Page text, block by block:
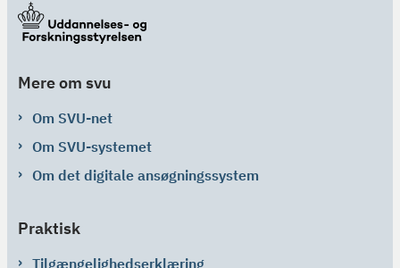
Mere om svu
Om SVU-net
Om SVU-systemet
Om det digitale ansøgningssystem
Praktisk
Tilgængelighedserklæring